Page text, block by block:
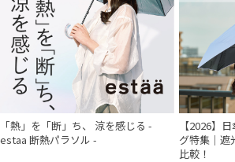
「熱」を「断」ち、 涼を感じる -
estaa 断熱パラソル -
【2026】
グ特集｜遮
比較！